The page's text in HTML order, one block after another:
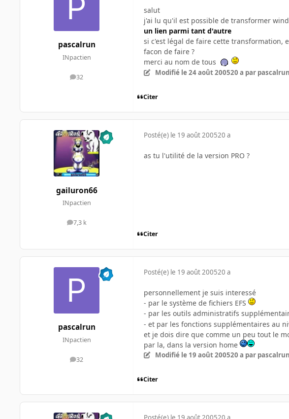
pascalrun
INpactien
32
messages
salut
j'ai lu qu'il est possible de transformer
un lien parmi tant d'autre
si c'est légal de faire cette transformation,
facon de faire ?
merci au nom de tous
Modifié le 24 août 200520 a par pascalrun
Citer
gailuron66
INpactien
7,3 k
messages
Posté(e) le 19 août 200520 a
as tu l'utilité de la version PRO ?
Citer
pascalrun
INpactien
32
messages
Posté(e) le 19 août 200520 a
personnellement je suis interessé
- par le système de fichiers EFS
- par les outils administratifs
- et par les fonctions supplémentaires au
et je dois dire que comme un peu tout le
par la, dans la version home
Modifié le 19 août 200520 a par pascalrun
Citer